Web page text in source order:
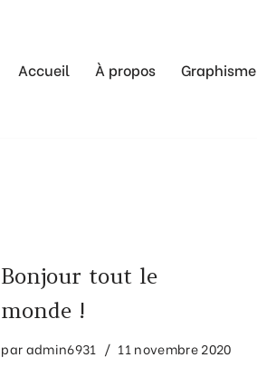
Accueil À propos Graphisme
Bonjour tout le
monde !
paradmin6931 11 novembre 2020